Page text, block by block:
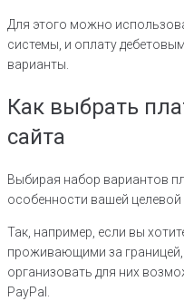
Для этого можно
системы, и оплату
варианты.
Как выбрать
сайта
Выбирая набор вариантов
особенности вашей целевой
Так, например, если вы
проживающими за
организовать для них
PayPal.